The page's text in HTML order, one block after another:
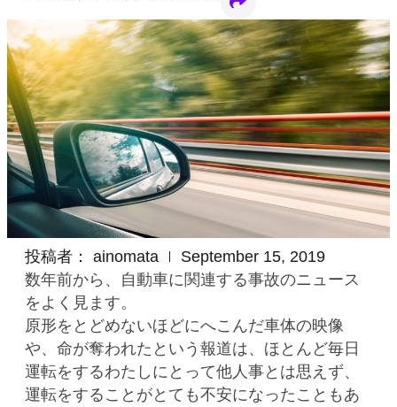
投稿者： ainomata
September 15, 2019
数年前から、自動車に関連する事故のニュース
をよく見ます。
原形をとどめないほどにへこんだ車体の映像
や、命が奪われたという報道は、ほとんど毎日
運転をするわたしにとって他人事とは思えず、
運転をすることがとても不安になったこともあ